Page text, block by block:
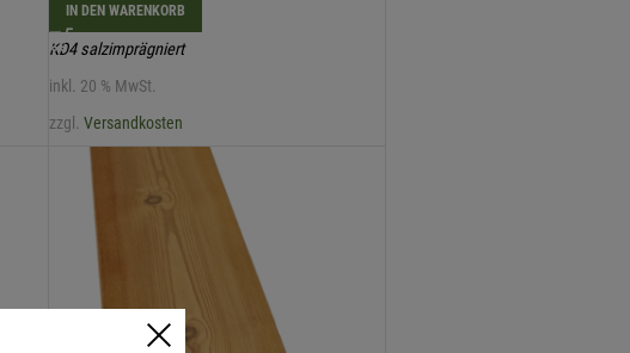
IN DEN WARENKORB
KD4 salzimprägniert
inkl. 20 % MwSt.
zzgl. Versandkosten